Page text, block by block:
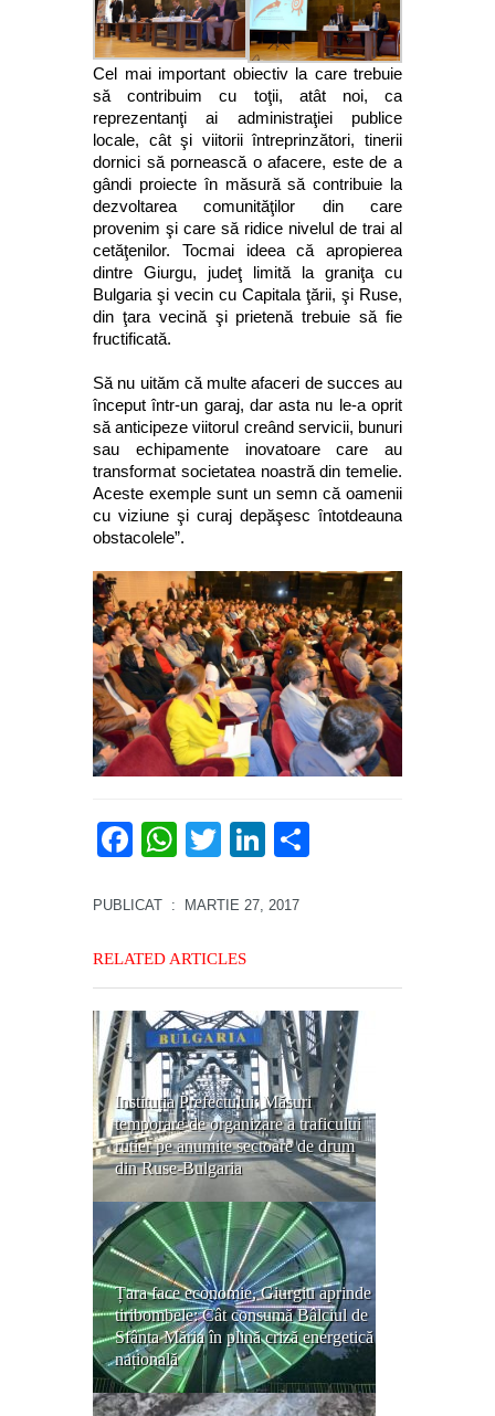
Cel mai important obiectiv la care trebuie
să contribuim cu toţii, atât noi, ca
reprezentanţi ai administraţiei publice
locale, cât şi viitorii întreprinzători, tinerii
dornici să pornească o afacere, este de a
gândi proiecte în măsură să contribuie la
dezvoltarea comunităţilor din care
provenim şi care să ridice nivelul de trai al
cetăţenilor. Tocmai ideea că apropierea
dintre Giurgu, judeţ limită la graniţa cu
Bulgaria şi vecin cu Capitala ţării, şi Ruse,
din ţara vecină şi prietenă trebuie să fie
fructificată.
Să nu uităm că multe afaceri de succes au
început într-un garaj, dar asta nu le-a oprit
să anticipeze viitorul creând servicii, bunuri
sau echipamente inovatoare care au
transformat societatea noastră din temelie.
Aceste exemple sunt un semn că oamenii
cu viziune şi curaj depăşesc întotdeauna
obstacolele”.
Facebook
WhatsApp
TwitterLinkedIn
PUBLICAT : MARTIE 27, 2017
RELATED ARTICLES
Instituția Prefectului: Măsuri
temporare de organizare a traficului
rutier pe anumite sectoare de drum
din Ruse-Bulgaria
Țara face economie, Giurgiu aprinde
tiribombele: Cât consumă Bâlciul de
Sfânta Măria în plină criză energetică
națională